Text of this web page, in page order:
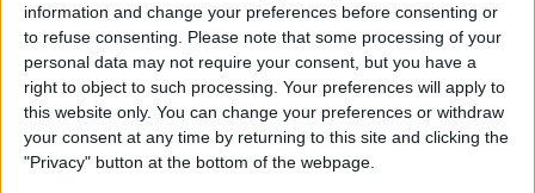
information and change your preferences before consenting or
to refuse consenting.
Please note that some processing of your
personal data may not require your consent, but you have a
right to object to such processing. Your preferences will apply to
this website only. You can change your preferences or withdraw
your consent at any time by returning to this site and clicking the
"Privacy" button at the bottom of the webpage.
nessuna risposta
4 Novembre 2010
Il Milan di Inzaghi sfiora l’impresa Real ma
termina 2-2